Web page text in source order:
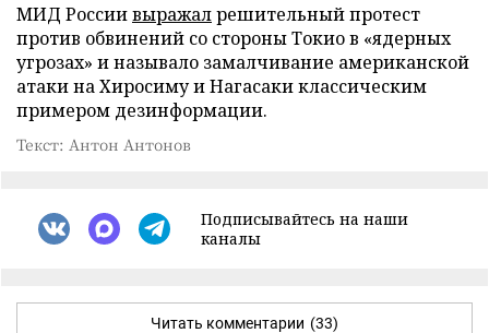
МИД Россиивыражалрешительный протест
против обвинений со стороны Токио в «ядерных
угрозах» и называло замалчивание американской
атаки на Хиросиму и Нагасаки классическим
примером дезинформации.
Текст: Антон Антонов
Подписывайтесь на наши
каналы
Читать комментарии (33)